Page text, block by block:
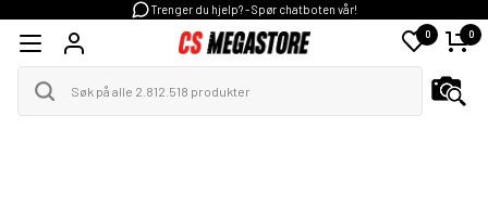
Trenger du hjelp? - Spør chatboten vår!
0 0